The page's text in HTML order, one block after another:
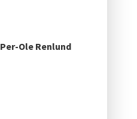
Per-Ole Renlund